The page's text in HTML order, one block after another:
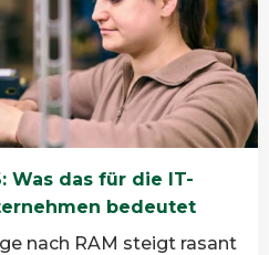
Was das für die IT-
bedeutet
nach RAM steigt rasant